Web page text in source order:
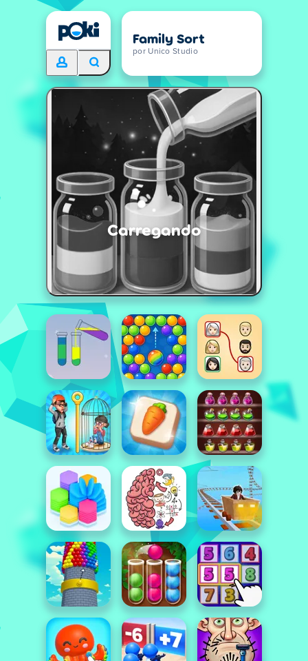
Family Sort
por Unico Studio
Carregando